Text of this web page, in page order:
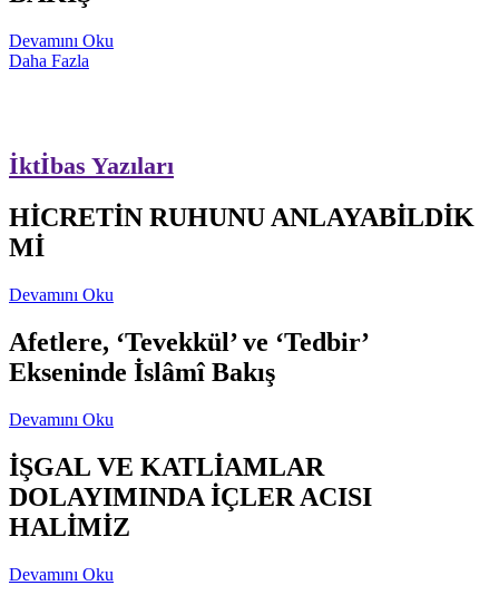
Devamını Oku
Daha Fazla
İktİbas Yazıları
HİCRETİN RUHUNU ANLAYABİLDİK
Mİ
Devamını Oku
Afetlere, ‘Tevekkül’ ve ‘Tedbir’
Ekseninde İslâmî Bakış
Devamını Oku
İŞGAL VE KATLİAMLAR
DOLAYIMINDA İÇLER ACISI
HALİMİZ
Devamını Oku